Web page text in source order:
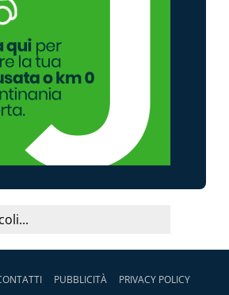
PUBBLICITÀ PRIVACY POLICY